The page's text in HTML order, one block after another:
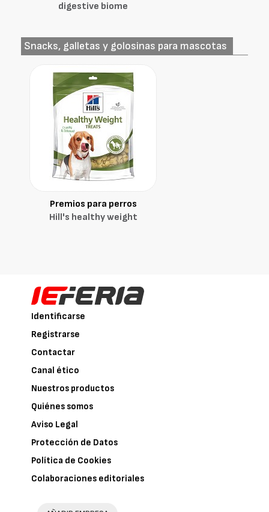
digestive biome
Snacks, galletas y golosinas para mascotas
Premios para perros
Hill's healthy weight
Identificarse
Registrarse
Contactar
Canal ético
Nuestros productos
Quiénes somos
Aviso Legal
Protección de Datos
Política de Cookies
Colaboraciones editoriales